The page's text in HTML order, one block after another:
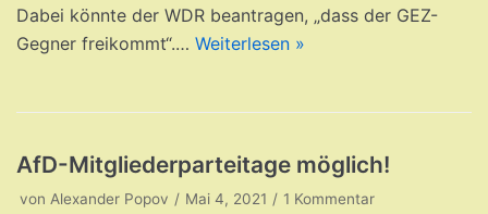
Dabei könnte der WDR beantragen, „dass der GEZ-
Gegner freikommt“.… Weiterlesen »
AfD-Mitgliederparteitage möglich!
von Alexander Popov Mai 4, 2021 1 Kommentar